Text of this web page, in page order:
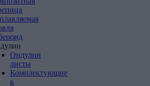
Ондулин
листы
Комплектующие
к